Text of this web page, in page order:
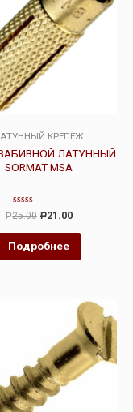
КРЕПЕЖ
ЛАТУННЫЙ
SORMAT MSA
Оценка
0
из
5
Р25.00 Р21.00
Подробнее